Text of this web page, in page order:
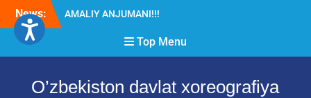
Skip
content
News:
Diqqat e’lon!
2026” tadbiri bo‘lib o‘tdi
RESPUBLIKA ILMIY-
Top Menu
O’zbekiston davlat xoreografiya